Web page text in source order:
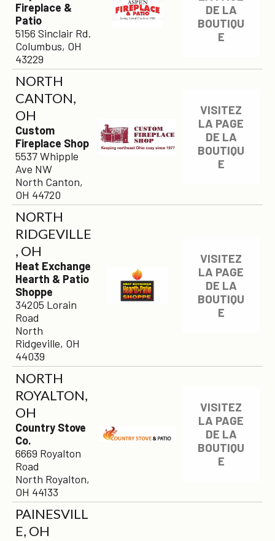
Fireplace &
Patio
5156 Sinclair Rd.
Columbus, OH
43229
DE LA
BOUTIQU
E
NORTH
CANTON,
OH
Custom
Fireplace Shop
5537 Whipple
Ave NW
North Canton,
OH 44720
VISITEZ
LA PAGE
DE LA
BOUTIQU
E
NORTH
RIDGEVILLE
, OH
Heat Exchange
Hearth & Patio
Shoppe
34205 Lorain
Road
North
Ridgeville, OH
44039
VISITEZ
LA PAGE
DE LA
BOUTIQU
E
NORTH
ROYALTON,
OH
Country Stove
Co.
6669 Royalton
Road
North Royalton,
OH 44133
VISITEZ
LA PAGE
DE LA
BOUTIQU
E
PAINESVILL
E, OH